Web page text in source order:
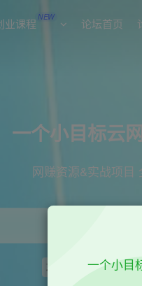
业课程 NEW 论坛首页
一个小目标云
网赚资源&实战项目
项目 引流 短视频
一个小目